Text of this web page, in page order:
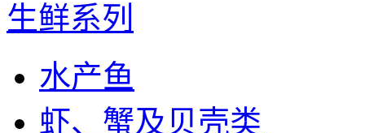
生鲜系列
水产鱼
虾、蟹及贝壳类